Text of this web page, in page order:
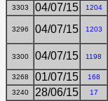
3303 04/07/15 1204
3296 04/07/15 1203
3300 04/07/15 1198
3268 01/07/15 168
3240 28/06/15 17